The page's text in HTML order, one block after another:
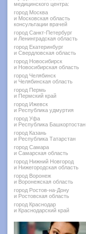
медицинского центра:
город Москва
и Московская область
консультации врачей
город Санкт-Петербург
и Ленинградская область
город Екатеринбург
и Свердловская область
город Новосибирск
и Новосибирская область
город Челябинск
и Челябинская область
город Пермь
и Пермский край
город Ижевск
и Республика удмуртия
город Уфа
и Республика Башкортостан
город Казань
и Республика Татарстан
город Самара
и Самарская область
город Нижний Новгород
и Нижегородская область
город Воронеж
и Воронежская область
город Ростов-на-Дону
и Ростовская область
город Краснодар
и Краснодарский край